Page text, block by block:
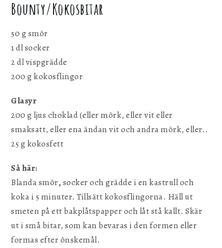
Bounty/Kokosbitar
50 g smör
1 dl socker
2 dl vispgrädde
200 g kokosflingor
Glasyr
200 g ljus choklad (eller mörk, eller vit eller
smaksatt, eller ena ändan vit och andra mörk, eller..
25 g kokosfett
Så här:
Blanda smör,socker och grädde i en kastrull och
koka i 5 minuter. Tillsätt kokosflingorna. Häll ut
smeten på ett bakplåtspapper och låt stå kallt. Skär
ut i små bitar, som kan bevaras i den formen eller
formas efter önskemål.